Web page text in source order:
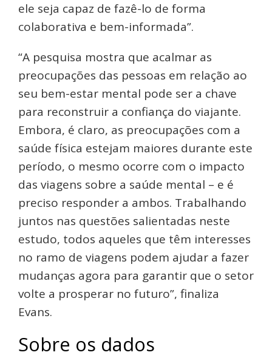
ele seja capaz de fazê-lo de forma
colaborativa e bem-informada”.
“A pesquisa mostra que acalmar as
preocupações das pessoas em relação ao
seu bem-estar mental pode ser a chave
para reconstruir a confiança do viajante.
Embora, é claro, as preocupações com a
saúde física estejam maiores durante este
período, o mesmo ocorre com o impacto
das viagens sobre a saúde mental – e é
preciso responder a ambos. Trabalhando
juntos nas questões salientadas neste
estudo, todos aqueles que têm interesses
no ramo de viagens podem ajudar a fazer
mudanças agora para garantir que o setor
volte a prosperar no futuro”, finaliza
Evans.
Sobre os dados